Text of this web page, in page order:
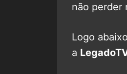
não perder
Logo
a